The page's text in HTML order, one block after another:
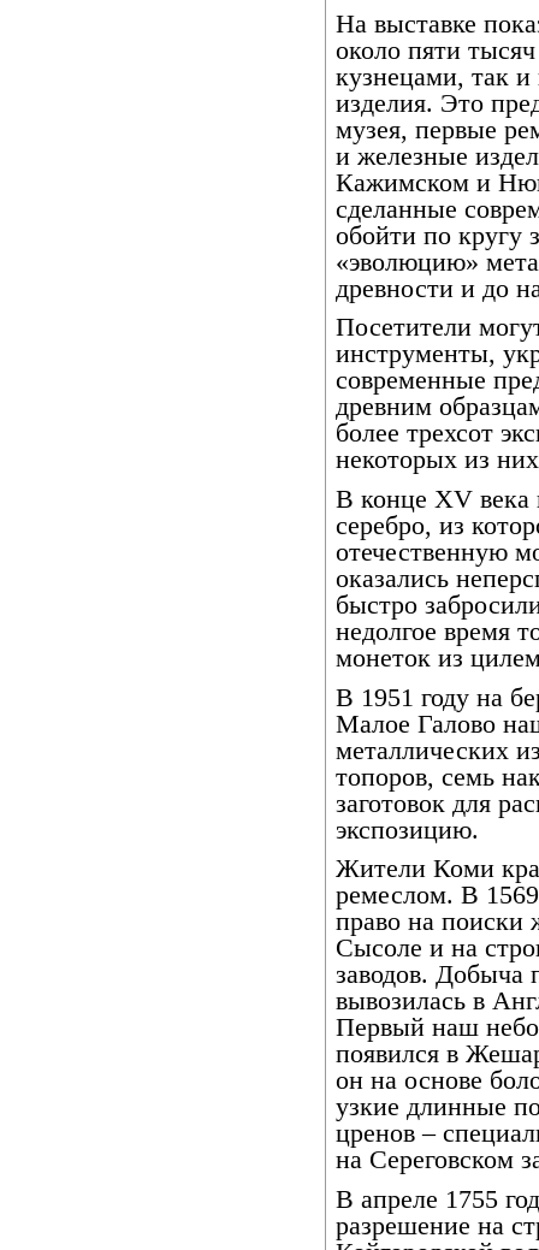
На выставке
около пяти
кузнецами, так
изделия. Это
музея, первые
и железные
Кажимском и
сделанные
обойти по кругу
«эволюцию»
древности и до
Посетители
инструменты,
современные
древним
более трехсот
некоторых из
В конце XV
серебро, из
отечественную
оказались
быстро
недолгое время
монеток из
В 1951 году на
Малое Галово
металлических
топоров, семь
заготовок для
экспозицию.
Жители Коми
ремеслом. В
право на поиски
Сысоле и на
заводов. Добыча
вывозилась в
Первый наш
появился в
он на основе
узкие длинные
цренов –
на Сереговском
В апреле 1755
разрешение на